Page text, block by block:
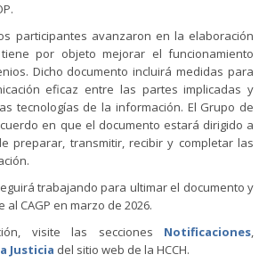
participantes avanzaron en la elaboración
por objeto mejorar el funcionamiento
Dicho documento incluirá medidas para
eficaz entre las partes implicadas y
tecnologías de la información. El Grupo de
en que el documento estará dirigido a
preparar, transmitir, recibir y completar las
trabajando para ultimar el documento y
CAGP en marzo de 2026.
visite las secciones Notificaciones,
Justicia del sitio web de la HCCH.